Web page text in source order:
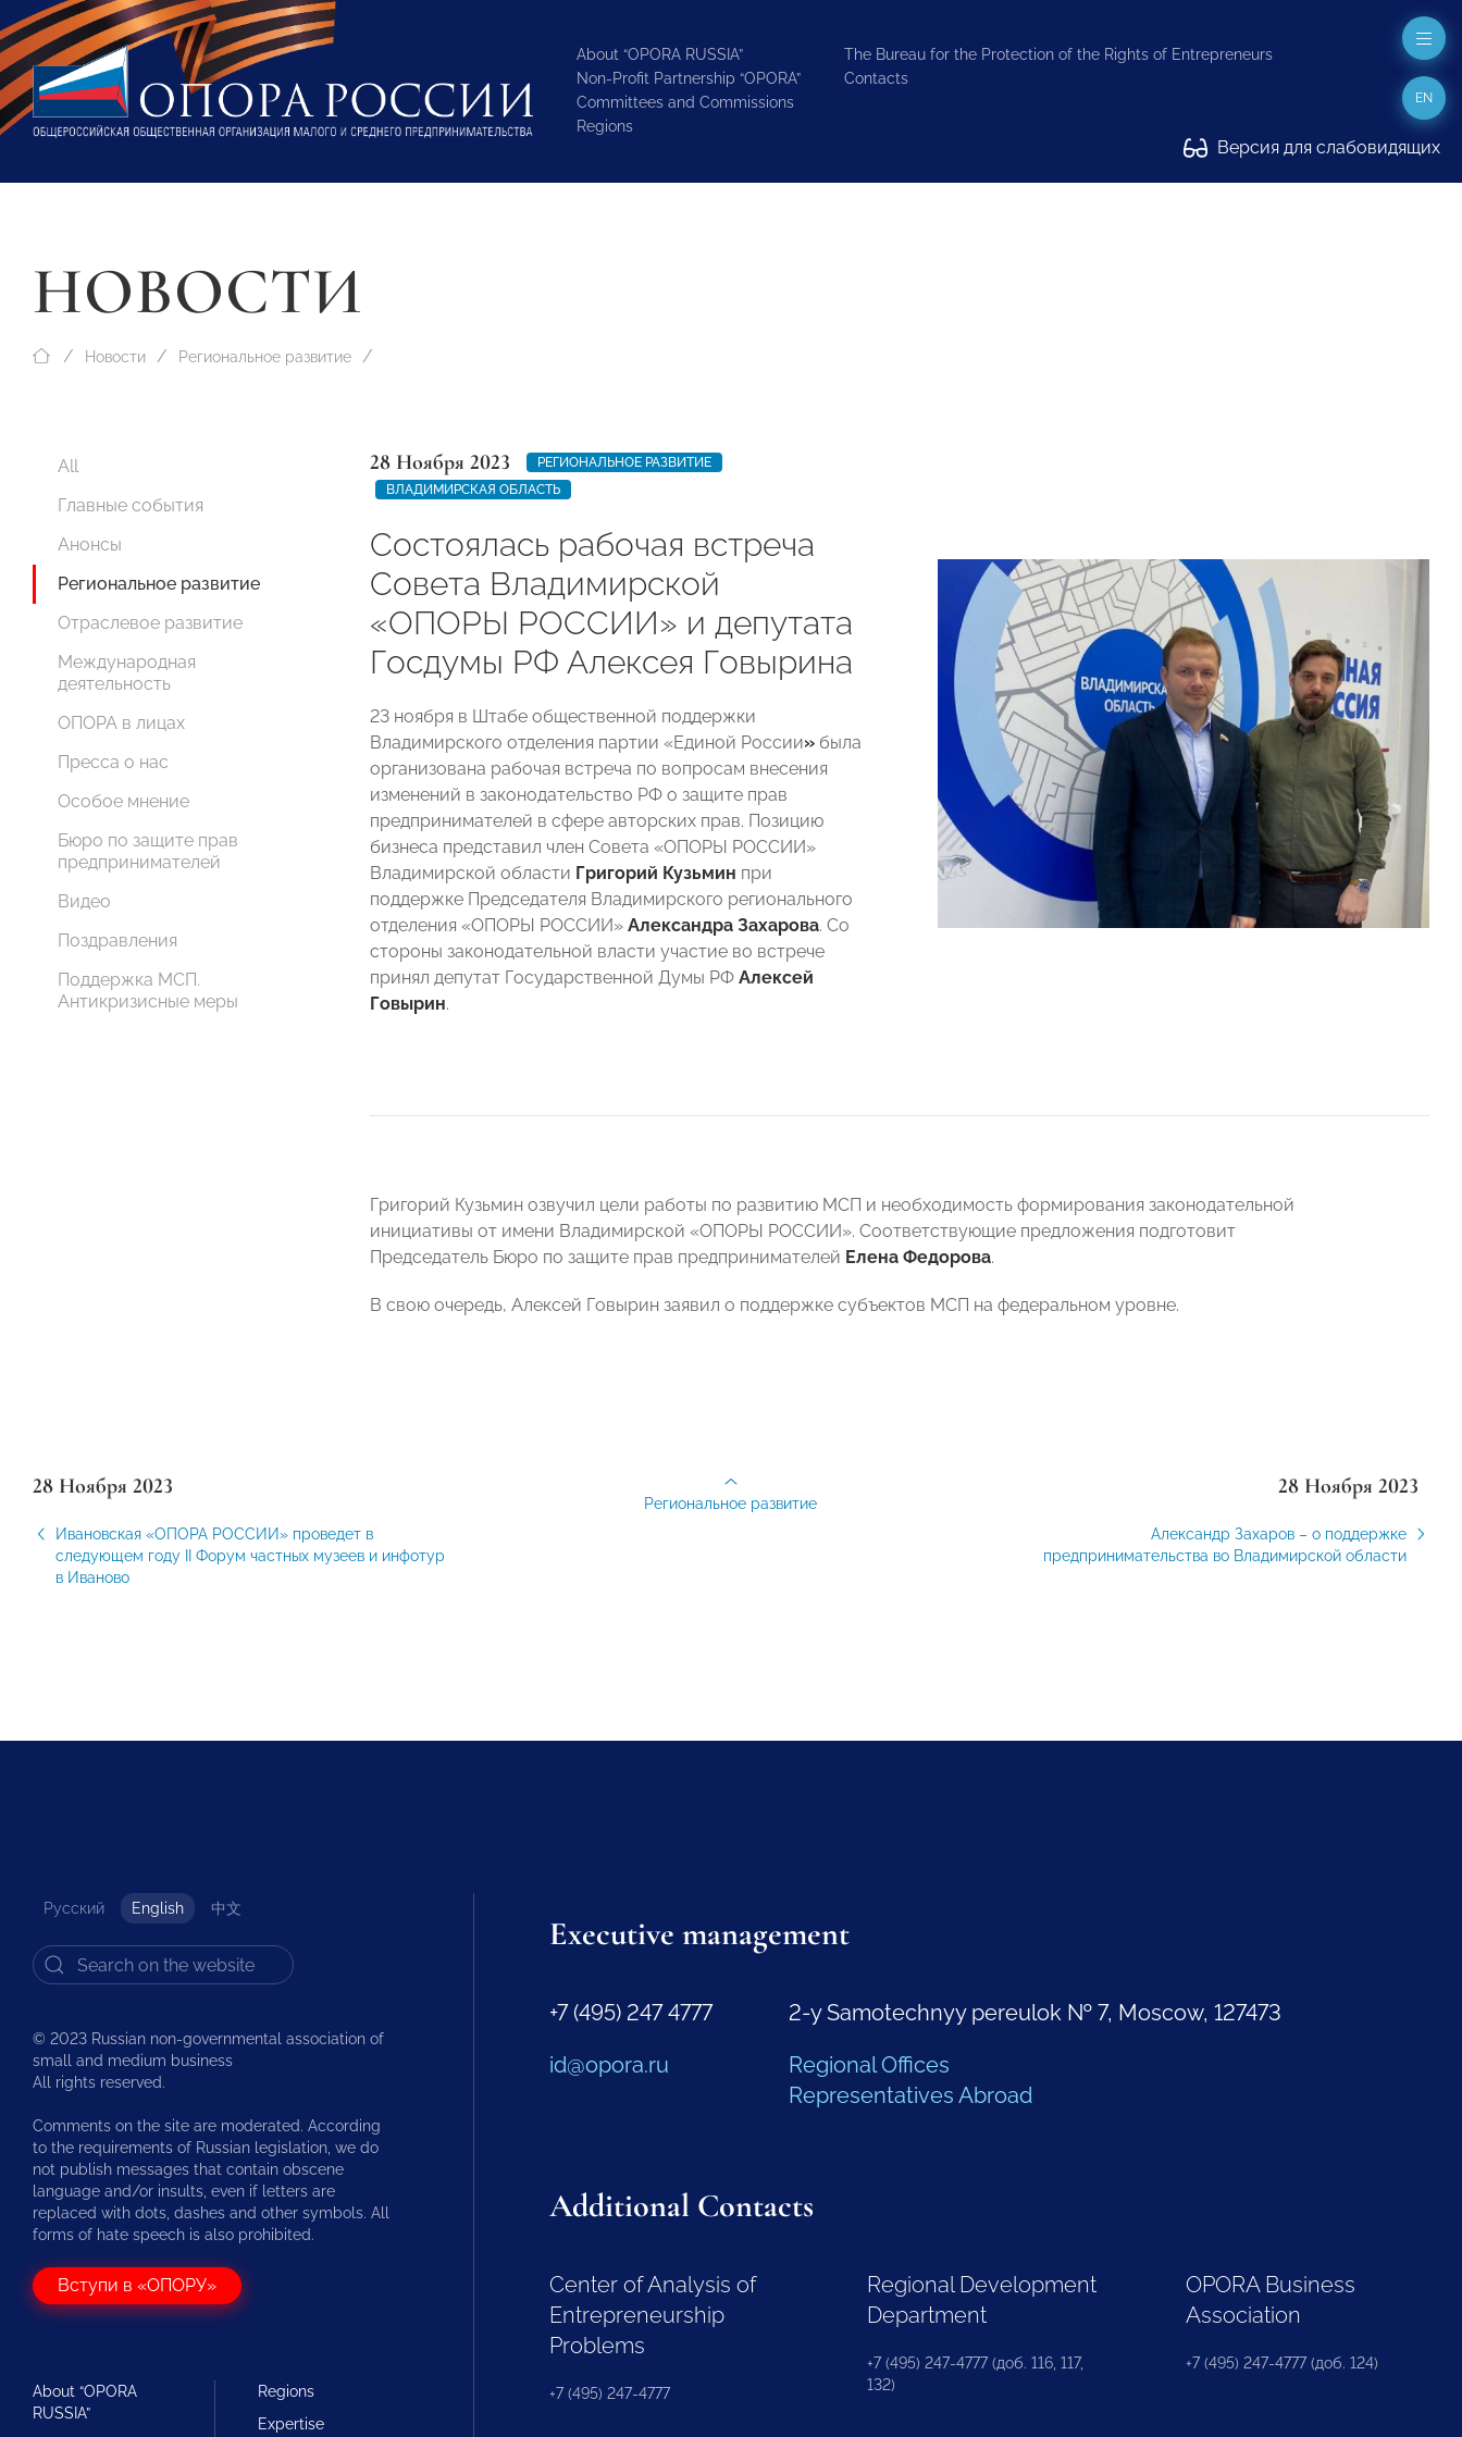
About “OPORA RUSSIA”
Non-Profit Partnership “OPORA”
Committees and Commissions
Regions
The Bureau for the Protection of the Rights of Entrepreneurs
Contacts
Версия для слабовидящих
EN
НОВОСТИ
Новости Региональное развитие
All
Главные события
Анонсы
Региональное развитие
Отраслевое развитие
Международная
деятельность
ОПОРА в лицах
Пресса о нас
Особое мнение
Бюро по защите прав
предпринимателей
Видео
Поздравления
Поддержка МСП.
Антикризисные меры
28 Ноября 2023
РЕГИОНАЛЬНОЕ РАЗВИТИЕ
ВЛАДИМИРСКАЯ ОБЛАСТЬ
Состоялась рабочая встреча
Совета Владимирской
«ОПОРЫ РОССИИ» и депутата
Госдумы РФ Алексея Говырина
23 ноября в Штабе общественной поддержки
Владимирского отделения партии «Единой России» была
организована рабочая встреча по вопросам внесения
изменений в законодательство РФ о защите прав
предпринимателей в сфере авторских прав. Позицию
бизнеса представил член Совета «ОПОРЫ РОССИИ»
Владимирской области Григорий Кузьмин при
поддержке Председателя Владимирского регионального
отделения «ОПОРЫ РОССИИ» Александра Захарова. Со
стороны законодательной власти участие во встрече
принял депутат Государственной Думы РФ Алексей
Говырин.
Григорий Кузьмин озвучил цели работы по развитию МСП и необходимость формирования законодательной
инициативы от имени Владимирской «ОПОРЫ РОССИИ». Соответствующие предложения подготовит
Председатель Бюро по защите прав предпринимателей Елена Федорова.
В свою очередь, Алексей Говырин заявил о поддержке субъектов МСП на федеральном уровне.
28 Ноября 2023
Ивановская «ОПОРА РОССИИ» проведет в
следующем году II Форум частных музеев и инфотур
в Иваново
28 Ноября 2023
Александр Захаров – о поддержке
предпринимательства во Владимирской области
Региональное развитие
Русский English 中文
© 2023 Russian non-governmental association of
small and medium business
All rights reserved.
Comments on the site are moderated. According
to the requirements of Russian legislation, we do
not publish messages that contain obscene
language and/or insults, even if letters are
replaced with dots, dashes and other symbols. All
forms of hate speech is also prohibited.
Вступи в «ОПОРУ»
About “OPORA
RUSSIA”
Regions
Expertise
Executive management
+7 (495) 247 4777
id@opora.ru
2-y Samotechnyy pereulok № 7, Moscow, 127473
Regional Offices
Representatives Abroad
Additional Contacts
Center of Analysis of
Entrepreneurship
Problems
+7 (495) 247-4777
Regional Development
Department
+7 (495) 247-4777 (доб. 116, 117,
132)
OPORA Business
Association
+7 (495) 247-4777 (доб. 124)